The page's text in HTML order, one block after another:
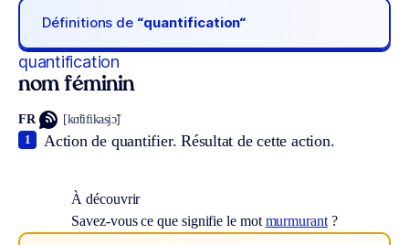
Définitions de “quantification“
quantification
nom féminin
FR [kɑ̃tifikasjɔ̃]
Action de quantifier. Résultat de cette action.
1
À découvrir
Savez-vous ce que signifie le mot murmurant?